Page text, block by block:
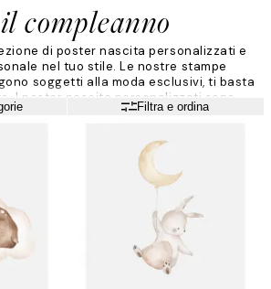
compleanno
di poster nascita personalizzati e
nel tuo stile. Le nostre stampe
soggetti alla moda esclusivi, ti basta
I poster nascita personalizzati sono
sia per i neonati, sia per gli
Filtra e ordina